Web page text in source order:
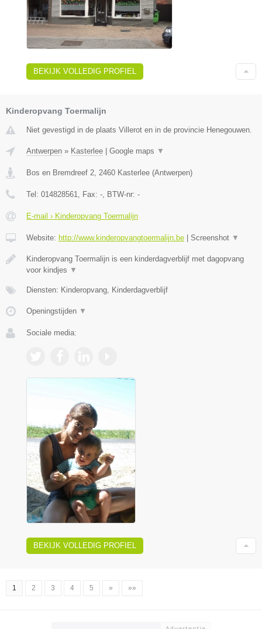
BEKIJK VOLLEDIG PROFIEL
Kinderopvang Toermalijn
Niet gevestigd in de plaats Villerot en in de provincie Henegouwen.
Antwerpen » Kasterlee Google maps ▼
Bos en Bremdreef 2 2460 Kasterlee (Antwerpen)
Tel: 014828561 , Fax: - , BTW-nr: -
E-mail › Kinderopvang Toermalijn
Website: http://www.kinderopvangtoermalijn.be Screenshot ▼
Kinderopvang Toermalijn is een kinderdagverblijf met dagopvang
voor kindjes ▼
Diensten: Kinderopvang, Kinderdagverblijf
Openingstijden ▼
Sociale media:
BEKIJK VOLLEDIG PROFIEL
1 2 3 4 5 » »»